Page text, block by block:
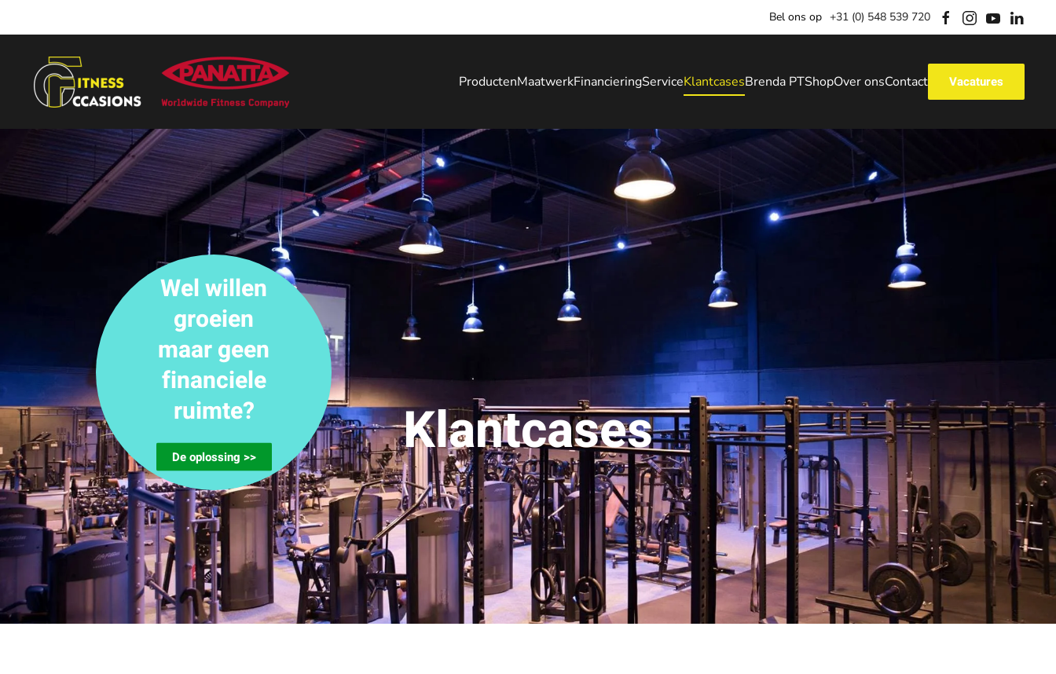
Bel ons op +31 (0) 548 539 720
ProductenMaatwerkFinancieringServiceKlantcasesBrenda PTShopOver onsContact Vacatures
Wel willen
groeien
maar geen
financiele
ruimte?
De oplossing >> Klantcases